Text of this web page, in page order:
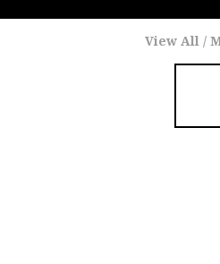
View All /